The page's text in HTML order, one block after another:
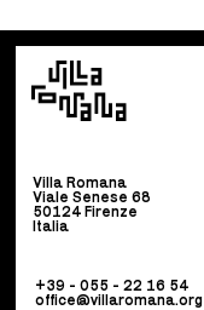
Villa Romana
Viale Senese 68
50124 Firenze
Italia
+39 - 055 - 22 16 54
office@villaromana.org